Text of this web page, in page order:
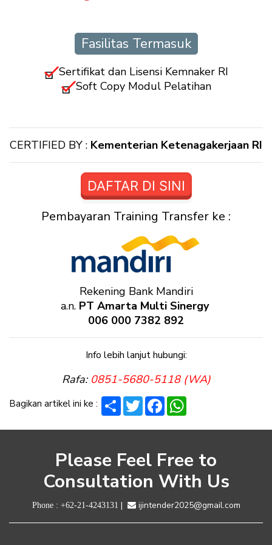
Fasilitas Termasuk
Sertifikat dan Lisensi Kemnaker RI
Soft Copy Modul Pelatihan
CERTIFIED BY : Kementerian Ketenagakerjaan RI
DAFTAR DI SINI
Pembayaran Training Transfer ke :
Rekening Bank Mandiri
a.n. PT Amarta Multi Sinergy
006 000 7382 892
Info lebih lanjut hubungi:
Rafa: 0851-5680-5118 (WA)
Bagikan artikel ini ke : Share TwitterFacebook
Please Feel Free to
Consultation With Us
Phone : +62-21-4243131 | ijintender2025@gmail.com